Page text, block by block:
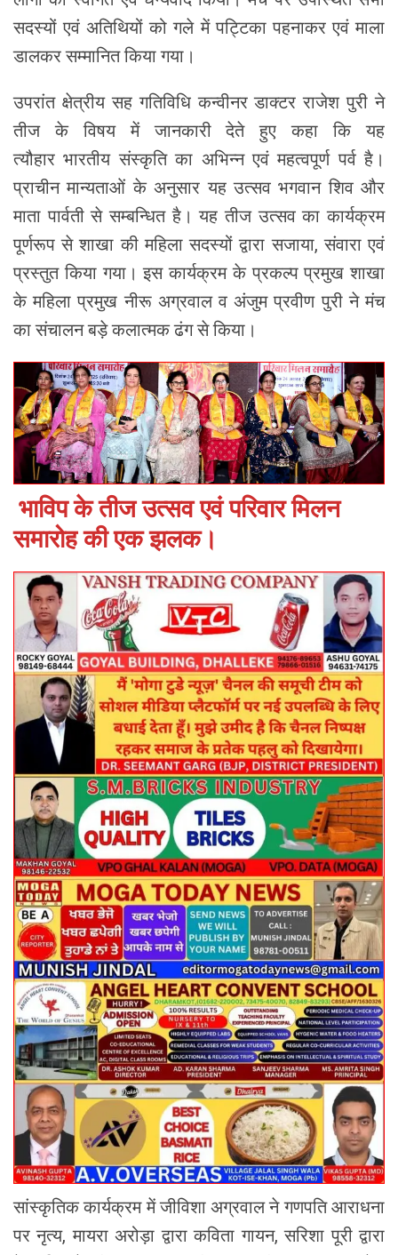
सदस्यों एवं अतिथियों को गले में पट्टिका पहनाकर एवं माला
डालकर सम्मानित किया गया।
उपरांत क्षेत्रीय सह गतिविधि कन्वीनर डाक्टर राजेश पुरी ने
तीज के विषय में जानकारी देते हुए कहा कि यह
त्यौहार भारतीय संस्कृति का अभिन्न एवं महत्वपूर्ण पर्व है।
प्राचीन मान्यताओं के अनुसार यह उत्सव भगवान शिव और
माता पार्वती से सम्बन्धित है। यह तीज उत्सव का कार्यक्रम
पूर्णरूप से शाखा की महिला सदस्यों द्वारा सजाया, संवारा एवं
प्रस्तुत किया गया। इस कार्यक्रम के प्रकल्प प्रमुख शाखा
के महिला प्रमुख नीरू अग्रवाल व अंजुम प्रवीण पुरी ने मंच
का संचालन बड़े कलात्मक ढंग से किया।
भाविप के तीज उत्सव एवं परिवार मिलन
समारोह की एक झलक।
सांस्कृतिक कार्यक्रम में जीविशा अग्रवाल ने गणपति आराधना
पर नृत्य, मायरा अरोड़ा द्वारा कविता गायन, सरिशा पूरी द्वारा